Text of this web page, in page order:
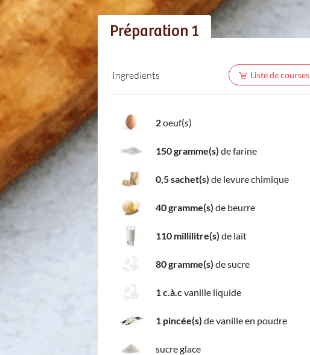
Préparation 1
Ingredients Liste de courses
2oeuf(s)
150 gramme(s) de farine
0,5 sachet(s) de levure chimique
40 gramme(s) de beurre
110 millilitre(s) de lait
80 gramme(s) de sucre
1 c.à.c vanille liquide
1 pincée(s) de vanille en poudre
sucre glace